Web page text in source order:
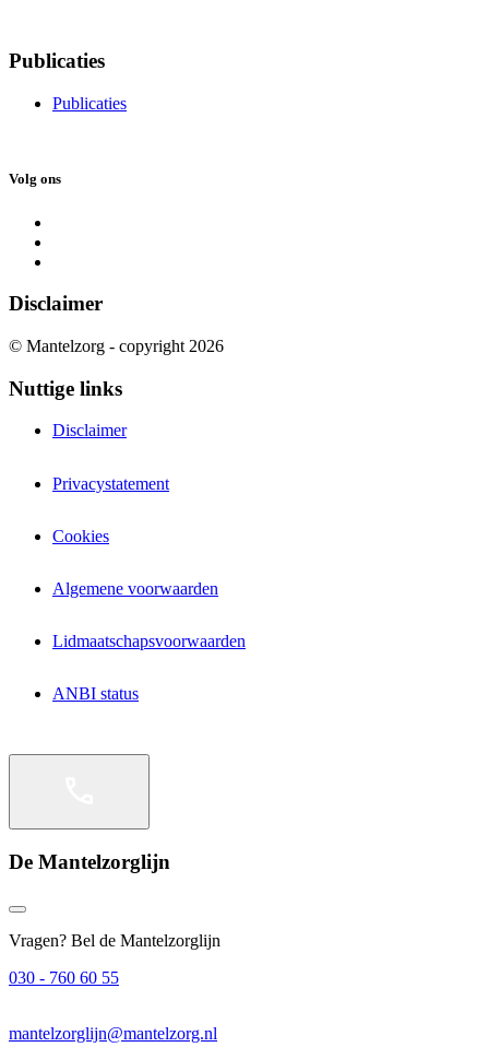
Publicaties
Publicaties
Volg ons
Disclaimer
© Mantelzorg - copyright 2026
Nuttige links
Disclaimer
Privacystatement
Cookies
Algemene voorwaarden
Lidmaatschapsvoorwaarden
ANBI status
De Mantelzorglijn
Vragen? Bel de Mantelzorglijn
030 - 760 60 55
mantelzorglijn@mantelzorg.nl